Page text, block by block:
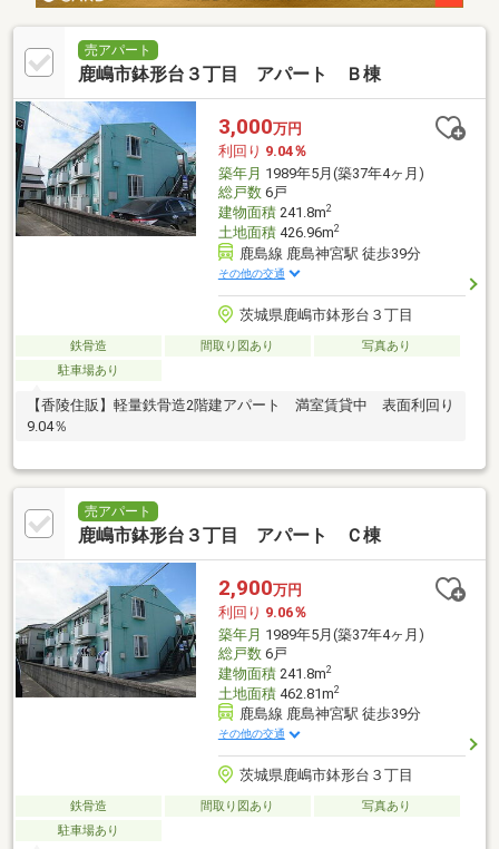
売アパート
鹿嶋市鉢形台３丁目 アパート Ｂ棟
3,000万円
利回り 9.04％
築年月 1989年5月(築37年4ヶ月)
総戸数6戸
建物面積241.8m2
土地面積426.96m2
鹿島線 鹿島神宮駅 徒歩39分
その他の交通
茨城県鹿嶋市鉢形台３丁目
鉄骨造 間取り図あり
写真あり
駐車場あり
【香陵住販】軽量鉄骨造2階建アパート 満室賃貸中 表面利回り
9.04％
売アパート
鹿嶋市鉢形台３丁目 アパート Ｃ棟
2,900万円
利回り 9.06％
築年月 1989年5月(築37年4ヶ月)
総戸数6戸
建物面積241.8m2
土地面積462.81m2
鹿島線 鹿島神宮駅 徒歩39分
その他の交通
茨城県鹿嶋市鉢形台３丁目
鉄骨造 間取り図あり
写真あり
駐車場あり